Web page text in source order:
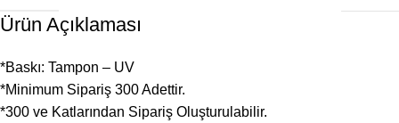
Ürün Açıklaması
*Baskı: Tampon – UV
*Minimum Sipariş 300 Adettir.
*300 ve Katlarından Sipariş Oluşturulabilir.